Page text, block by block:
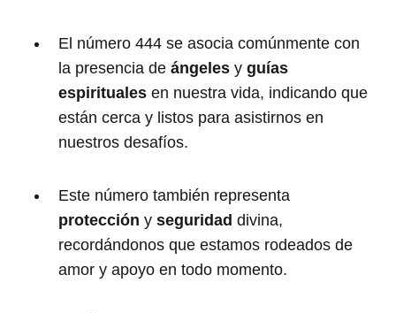
El número 444 se asocia comúnmente con
la presencia de ángeles y guías
espirituales en nuestra vida, indicando que
están cerca y listos para asistirnos en
nuestros desafíos.
Este número también representa
protección y seguridad divina,
recordándonos que estamos rodeados de
amor y apoyo en todo momento.